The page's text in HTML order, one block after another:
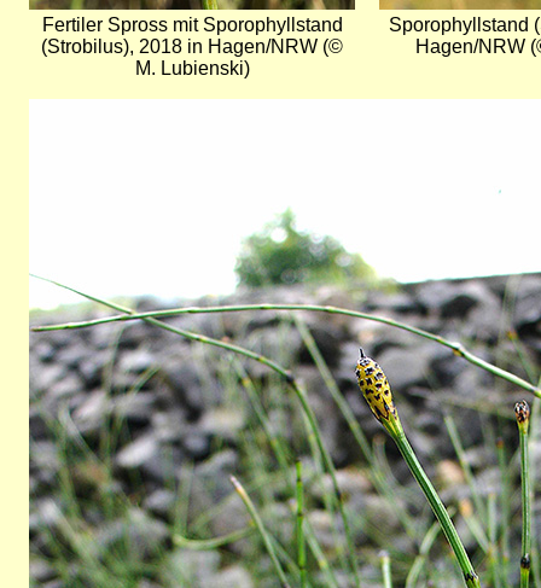
Fertiler Spross mit Sporophyllstand
(Strobilus), 2018 in Hagen/NRW (©
M. Lubienski)
Sporophyllstand
Hagen/NRW